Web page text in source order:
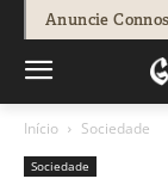
Anuncie
Início Sociedade
Sociedade